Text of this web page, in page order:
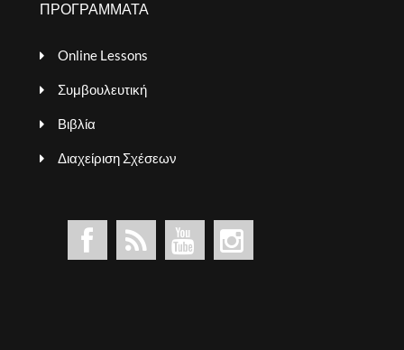
ΠΡΟΓΡΑΜΜΑΤΑ
Online Lessons
Συμβουλευτική
Βιβλία
Διαχείριση Σχέσεων